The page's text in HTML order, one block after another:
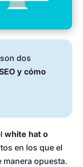
dos
y cómo
white hat o
en los que el
manera opuesta.